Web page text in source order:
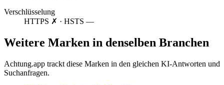
Verschlüsselung
HTTPS ✗ · HSTS —
Weitere Marken in denselben Branchen
Achtung.app trackt diese Marken in den gleichen KI-Antworten und
Suchanfragen.